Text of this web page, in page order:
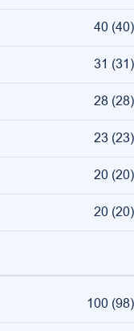
40 (40)
31 (31)
28 (28)
23 (23)
20 (20)
20 (20)
100 (98)